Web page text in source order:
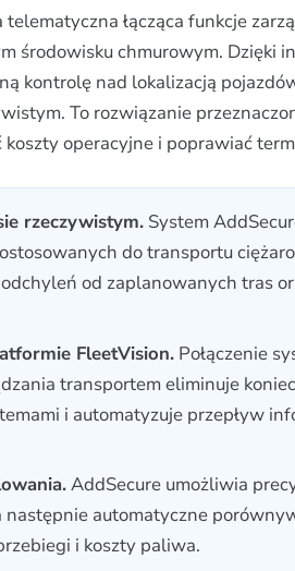
łącząca funkcje
środowisku chmurowym. Dzięki
kontrolę nad lokalizacją
To rozwiązanie
operacyjne i poprawiać
rzeczywistym. System
do transportu
od zaplanowanych tras
FleetVision. Połączenie
transportem eliminuje
i automatyzuje przepływ
AddSecure umożliwia
automatyczne
i koszty paliwa.